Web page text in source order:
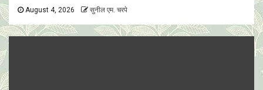
August 4, 2026 सुनील एम. चरपे